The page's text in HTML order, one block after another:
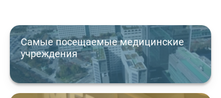
Самые посещаемые медицинские
учреждения